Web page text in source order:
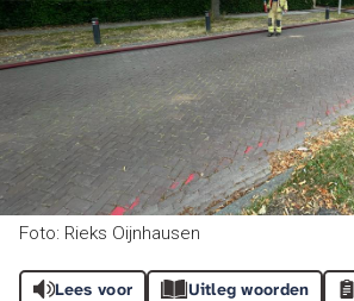
Foto: Rieks Oijnhausen
Lees voor Uitleg woorden